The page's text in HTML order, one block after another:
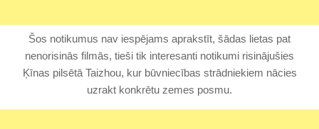
Šos notikumus nav iespējams aprakstīt, šādas lietas pat
nenorisinās filmās, tieši tik interesanti notikumi risinājušies
Ķīnas pilsētā Taizhou, kur būvniecības strādniekiem nācies
uzrakt konkrētu zemes posmu.